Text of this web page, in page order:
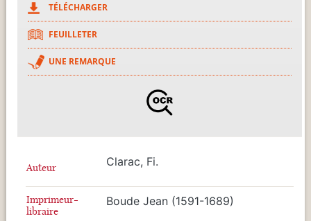
TÉLÉCHARGER
FEUILLETER
UNE REMARQUE
Auteur Clarac, Fi.
Imprimeur-
libraire
Boude Jean (1591-1689)